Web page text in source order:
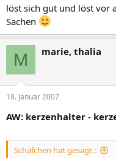
löst sich gut und löst vor
Sachen
M marie, thalia
18. Januar 2007
AW: kerzenhalter -
Schäfchen hat gesagt.: